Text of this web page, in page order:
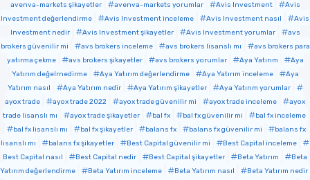
avenva-markets şikayetler
avenva-markets yorumlar Avis Investment
Avis
Investment değerlendirme
Avis Investment inceleme Avis Investment nasıl
Avis
Investment nedir
Avis Investment şikayetler Avis Investment yorumlar
avs
brokers güvenilir mi
avs brokers inceleme avs brokers lisanslı mı
avs brokers para
yatırma çekme
avs brokers şikayetler avs brokers yorumlar Aya Yatırım
Aya
Yatırım değelrnedirme
Aya Yatırım değerlendirme Aya Yatırım inceleme
Aya
Yatırım nasıl
Aya Yatırım nedir Aya Yatırım şikayetler
Aya Yatırım yorumlar
ayox trade
ayox trade 2022 ayox trade güvenilir mi ayox trade inceleme
ayox
trade lisanslı mı
ayox trade şikayetler bal fx bal fx güvenilir mi
bal fx inceleme
bal fx lisanslı mı
bal fx şikayetler balans fx balans fx güvenilir mi
balans fx
lisanslı mı
balans fx şikayetler Best Capital güvenilir mi
Best Capital inceleme
Best Capital nasıl
Best Capital nedir Best Capital şikayetler Beta Yatırım
Beta
Yatırım değerlendirme
Beta Yatırım inceleme Beta Yatırım nasıl
Beta Yatırım nedir